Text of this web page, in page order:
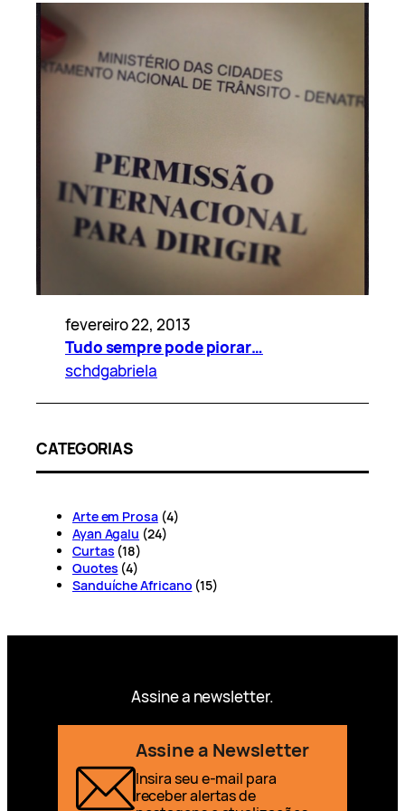
fevereiro 22, 2013
Tudo sempre pode piorar…
schdgabriela
CATEGORIAS
Arte em Prosa(4)
Ayan Agalu (24)
Curtas (18)
Quotes (4)
Sanduíche Africano (15)
Assine a newsletter.
Assine a Newsletter
Insira seu e-mail para
receber alertas de